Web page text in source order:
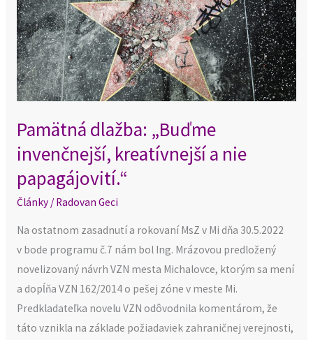
Pamätná dlažba: „Buďme
invenčnejší, kreatívnejší a nie
papagájovití.“
Články/ Radovan Geci
Na ostatnom zasadnutí a rokovaní MsZ v Mi dňa 30.5.2022
v bode programu č.7 nám bol Ing. Mrázovou predložený
novelizovaný návrh VZN mesta Michalovce, ktorým sa mení
a dopĺňa VZN 162/2014 o pešej zóne v meste Mi.
Predkladateľka novelu VZN odôvodnila komentárom, že
táto vznikla na základe požiadaviek zahraničnej verejnosti,
invenčnejší,
kreatívnejší
a nie
papagájovití.“